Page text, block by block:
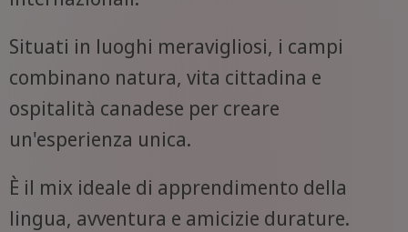
Situati in luoghi meravigliosi, i campi
combinano natura, vita cittadina e
ospitalità canadese per creare
un'esperienza unica.
È il mix ideale di apprendimento della
lingua, avventura e amicizie durature.